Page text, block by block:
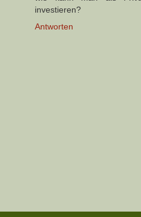
investieren?
Antworten